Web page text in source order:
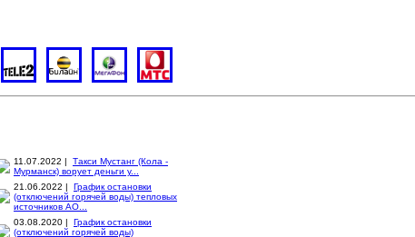
11.07.2022 | Такси Мустанг (Кола -
Мурманск) ворует деньги у...
21.06.2022 | График остановки
(отключений горячей воды) тепловых
источников АО...
03.08.2020 | График остановки
(отключений горячей воды)